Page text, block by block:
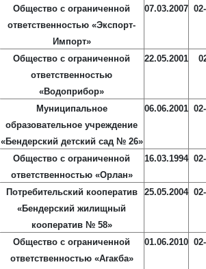
Общество с ограниченной
ответственностью «Экспорт-
Импорт»
07.03.2007
Общество с ограниченной
ответственностью
«Водоприбор»
22.05.2001
Муниципальное
образовательное учреждение
«Бендерский детский сад № 26»
06.06.2001
Общество с ограниченной
ответственностью «Орлан»
16.03.1994
Потребительский кооператив
«Бендерский жилищный
кооператив № 58»
25.05.2004
Общество с ограниченной
ответственностью «Агакба»
01.06.2010